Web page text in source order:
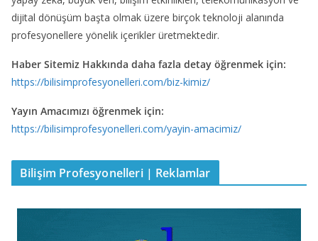
dijital dönüşüm başta olmak üzere birçok teknoloji alanında
profesyonellere yönelik içerikler üretmektedir.
Haber Sitemiz Hakkında daha fazla detay öğrenmek için:
https://bilisimprofesyonelleri.com/biz-kimiz/
Yayın Amacımızı öğrenmek için:
https://bilisimprofesyonelleri.com/yayin-amacimiz/
Bilişim Profesyonelleri | Reklamlar